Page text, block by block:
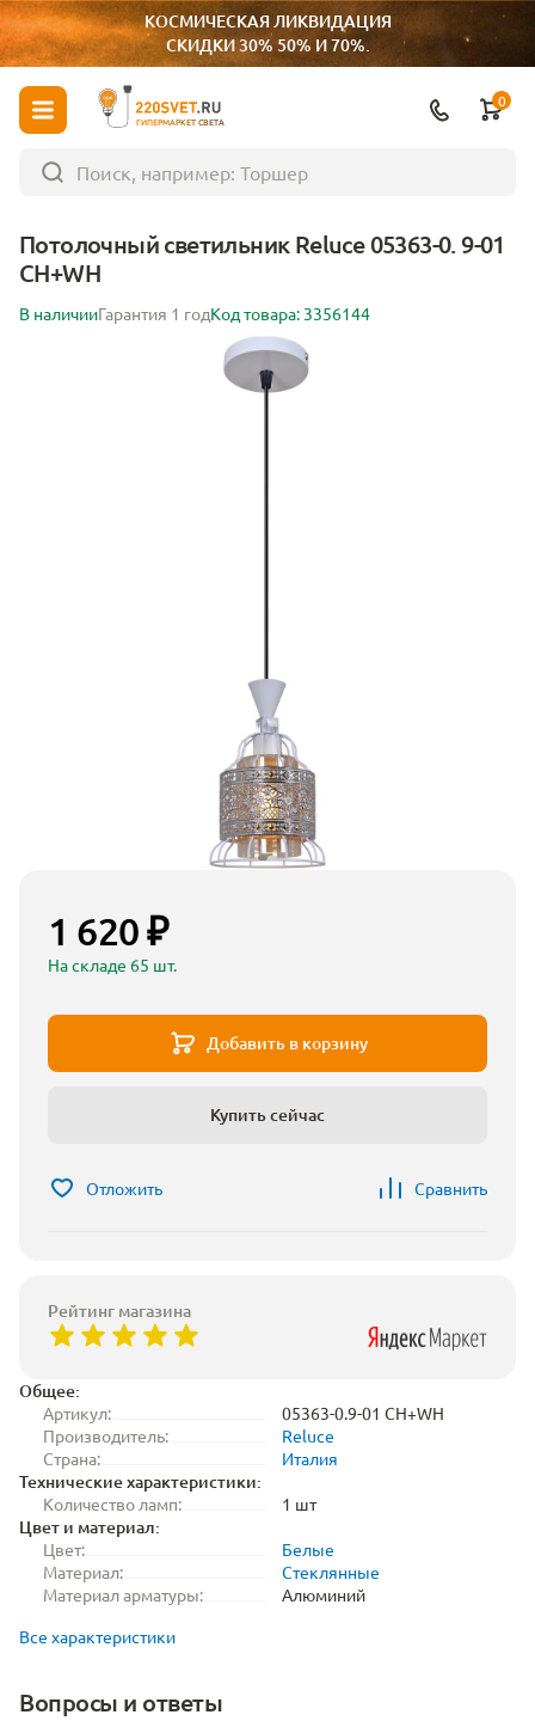
КОСМИЧЕСКАЯ ЛИКВИДАЦИЯ
СКИДКИ 30% 50% И 70%.
ГИПЕРМАРКЕТ СВЕТА
0
Потолочный светильник Reluce 05363-0. 9-01
CH+WH
В наличииГарантия 1 годКод товара: 3356144
Общее:
Артикул:
05363-0.9-01 CH+WH
Производитель:
Reluce
Страна:
Италия
Технические характеристики:
Количество ламп: 1 шт
Цвет и материал:
Цвет:
Белые
Материал:
Стеклянные
Материал арматуры:
Алюминий
Все характеристики
Вопросы и ответы
1 620 ₽
На складе 65 шт.
Добавить в корзину
Купить сейчас
Отложить Сравнить
Рейтинг магазина